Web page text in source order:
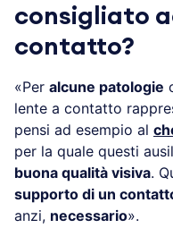
consigliato
contatto?
«Per alcune patologie
lente a contatto
pensi ad esempio al
per la quale questi
buona qualità visiva.
supporto di un
anzi, necessario».